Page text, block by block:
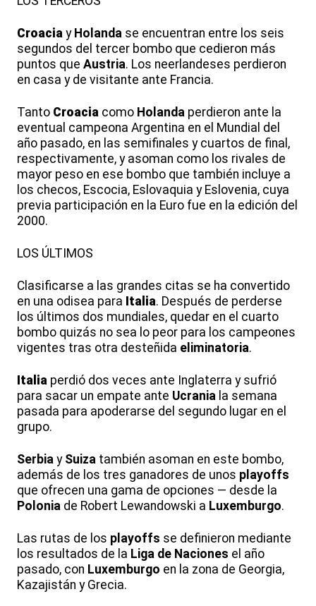
Croacia y Holanda se encuentran entre los seis
segundos del tercer bombo que cedieron más
puntos que Austria. Los neerlandeses perdieron
en casa y de visitante ante Francia.
Tanto Croacia como Holanda perdieron ante la
eventual campeona Argentina en el Mundial del
año pasado, en las semifinales y cuartos de final,
respectivamente, y asoman como los rivales de
mayor peso en ese bombo que también incluye a
los checos, Escocia, Eslovaquia y Eslovenia, cuya
previa participación en la Euro fue en la edición del
2000.
LOS ÚLTIMOS
Clasificarse a las grandes citas se ha convertido
en una odisea para Italia. Después de perderse
los últimos dos mundiales, quedar en el cuarto
bombo quizás no sea lo peor para los campeones
vigentes tras otra desteñida eliminatoria.
Italia perdió dos veces ante Inglaterra y sufrió
para sacar un empate ante Ucrania la semana
pasada para apoderarse del segundo lugar en el
grupo.
Serbia y Suiza también asoman en este bombo,
además de los tres ganadores de unos playoffs
que ofrecen una gama de opciones — desde la
Polonia de Robert Lewandowski a Luxemburgo.
Las rutas de los playoffs se definieron mediante
los resultados de la Liga de Naciones el año
pasado, con Luxemburgo en la zona de Georgia,
Kazajistán y Grecia.